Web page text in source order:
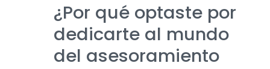
¿Por qué optaste por
dedicarte al mundo
del asesoramiento